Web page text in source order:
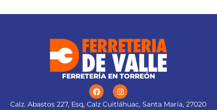
FERRETERÍA EN TORREÓN
Calz. Abastos 227, Esq, Calz Cuitláhuac, Santa María, 27020